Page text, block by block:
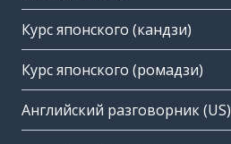
Курс японского (кандзи)
Курс японского (ромадзи)
Английский разговорник (US)